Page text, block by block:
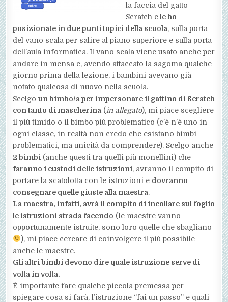
la faccia del gatto
Scratch ele ho
posizionate in due punti topici della scuola, sulla porta
del vano scala per salire al piano superiore e sulla porta
dell’aula informatica. Il vano scala viene usato anche per
andare in mensa e, avendo attaccato la sagoma qualche
giorno prima della lezione, i bambini avevano già
notato qualcosa di nuovo nella scuola.
Scelgoun bimbo/a per impersonare il gattino di Scratch
con tanto di mascherina ( in allegato), mi piace scegliere
il più timido o il bimbo più problematico (c’è n’è uno in
ogni classe, in realtà non credo che esistano bimbi
problematici, ma unicità da comprendere). Scelgo anche
2 bimbi (anche questi tra quelli più monellini) che
faranno i custodi delle istruzioni, avranno il compito di
portare la scatolotta con le istruzioni e dovranno
consegnare quelle giuste alla maestra.
La maestra, infatti, avrà il compito di incollare sul foglio
le istruzioni strada facendo (le maestre vanno
opportunamente istruite, sono loro quelle che sbagliano
), mi piace cercare di coinvolgere il più possibile
anche le maestre.
Gli altri bimbi devono dire quale istruzione serve di
volta in volta.
È importante fare qualche piccola premessa per
spiegare cosa si farà, l’istruzione “fai un passo” e quali